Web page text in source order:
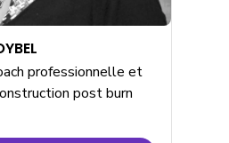
professionnelle et
post burn